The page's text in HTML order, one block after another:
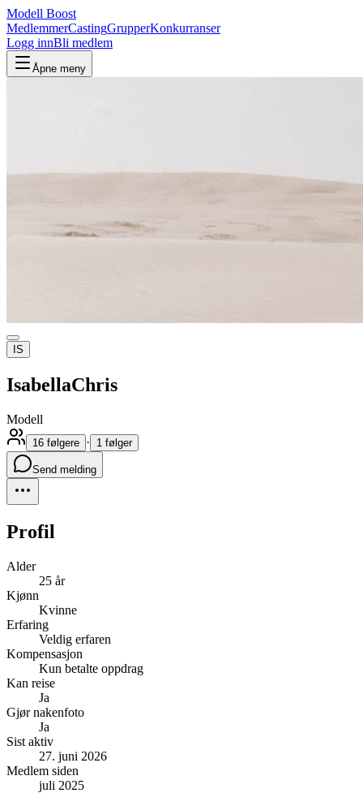
Modell Boost
MedlemmerCastingGrupperKonkurranser
Logg innBli medlem
Åpne meny
IS
IsabellaChris
Modell
16 følgere · 1 følger
Send melding
Profil
Alder
25 år
Kjønn
Kvinne
Erfaring
Veldig erfaren
Kompensasjon
Kun betalte oppdrag
Kan reise
Ja
Gjør nakenfoto
Ja
Sist aktiv
27. juni 2026
Medlem siden
juli 2025